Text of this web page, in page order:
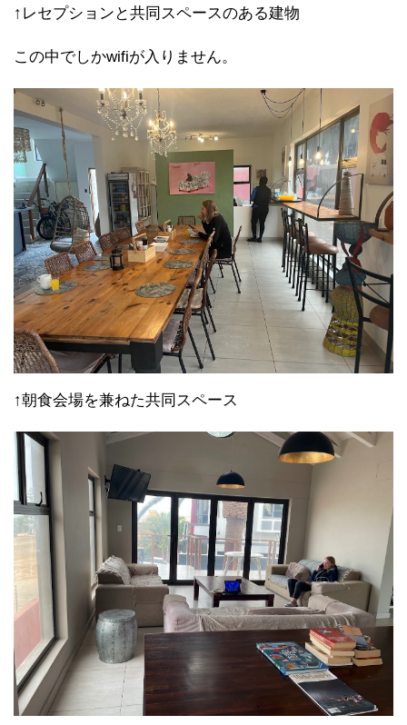
↑レセプションと共同スペースのある建物
この中でしかwifiが入りません。
↑朝食会場を兼ねた共同スペース